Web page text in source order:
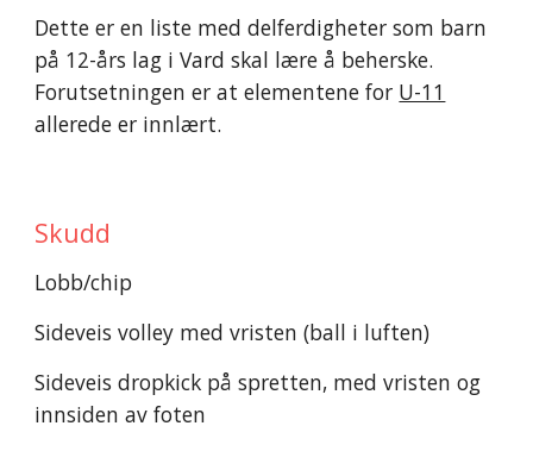
Dette er en liste med delferdigheter som barn
på 12-års lag i Vard skal lære å beherske.
Forutsetningen er at elementene for U-11
allerede er innlært.
Skudd
Lobb/chip
Sideveis volley med vristen (ball i luften)
Sideveis dropkick på spretten, med vristen og
innsiden av foten